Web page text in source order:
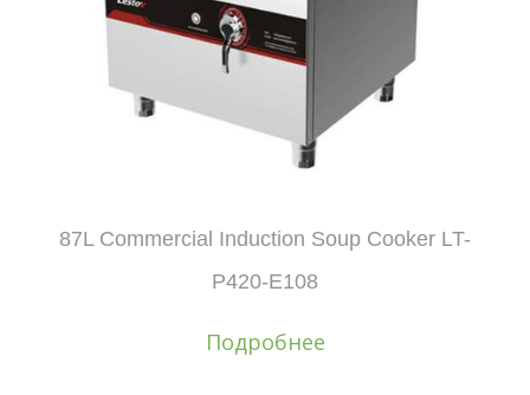
87L Commercial Induction Soup Cooker LT-
P420-E108
Подробнее